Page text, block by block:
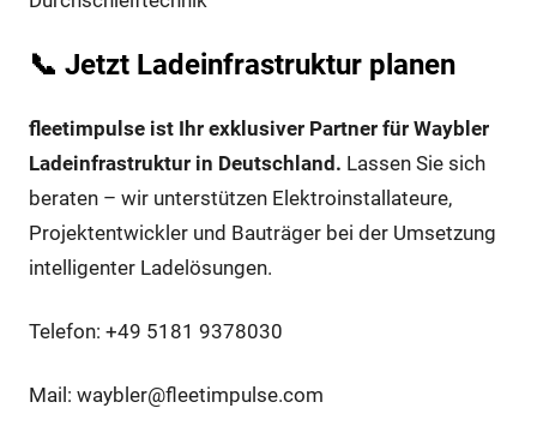
📞 Jetzt Ladeinfrastruktur planen
fleetimpulse ist Ihr exklusiver Partner für Waybler
Ladeinfrastruktur in Deutschland. Lassen Sie sich
beraten – wir unterstützen Elektroinstallateure,
Projektentwickler und Bauträger bei der Umsetzung
intelligenter Ladelösungen.
Telefon: +49 5181 9378030
Mail: waybler@fleetimpulse.com